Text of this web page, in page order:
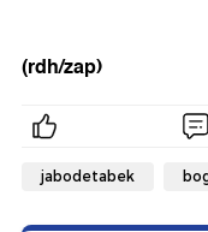
(rdh/zap)
jabodetabek